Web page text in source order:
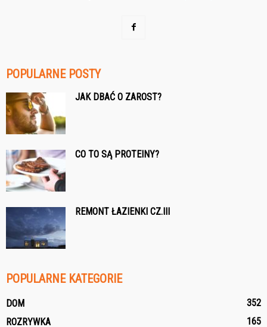
POPULARNE POSTY
JAK DBAĆ O ZAROST?
CO TO SĄ PROTEINY?
REMONT ŁAZIENKI CZ.III
POPULARNE KATEGORIE
DOM
352
ROZRYWKA
165